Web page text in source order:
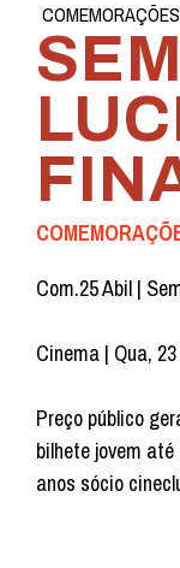
Com.25 Abil |
Cinema | Qua,
Preço público
bilhete jovem
anos sócio